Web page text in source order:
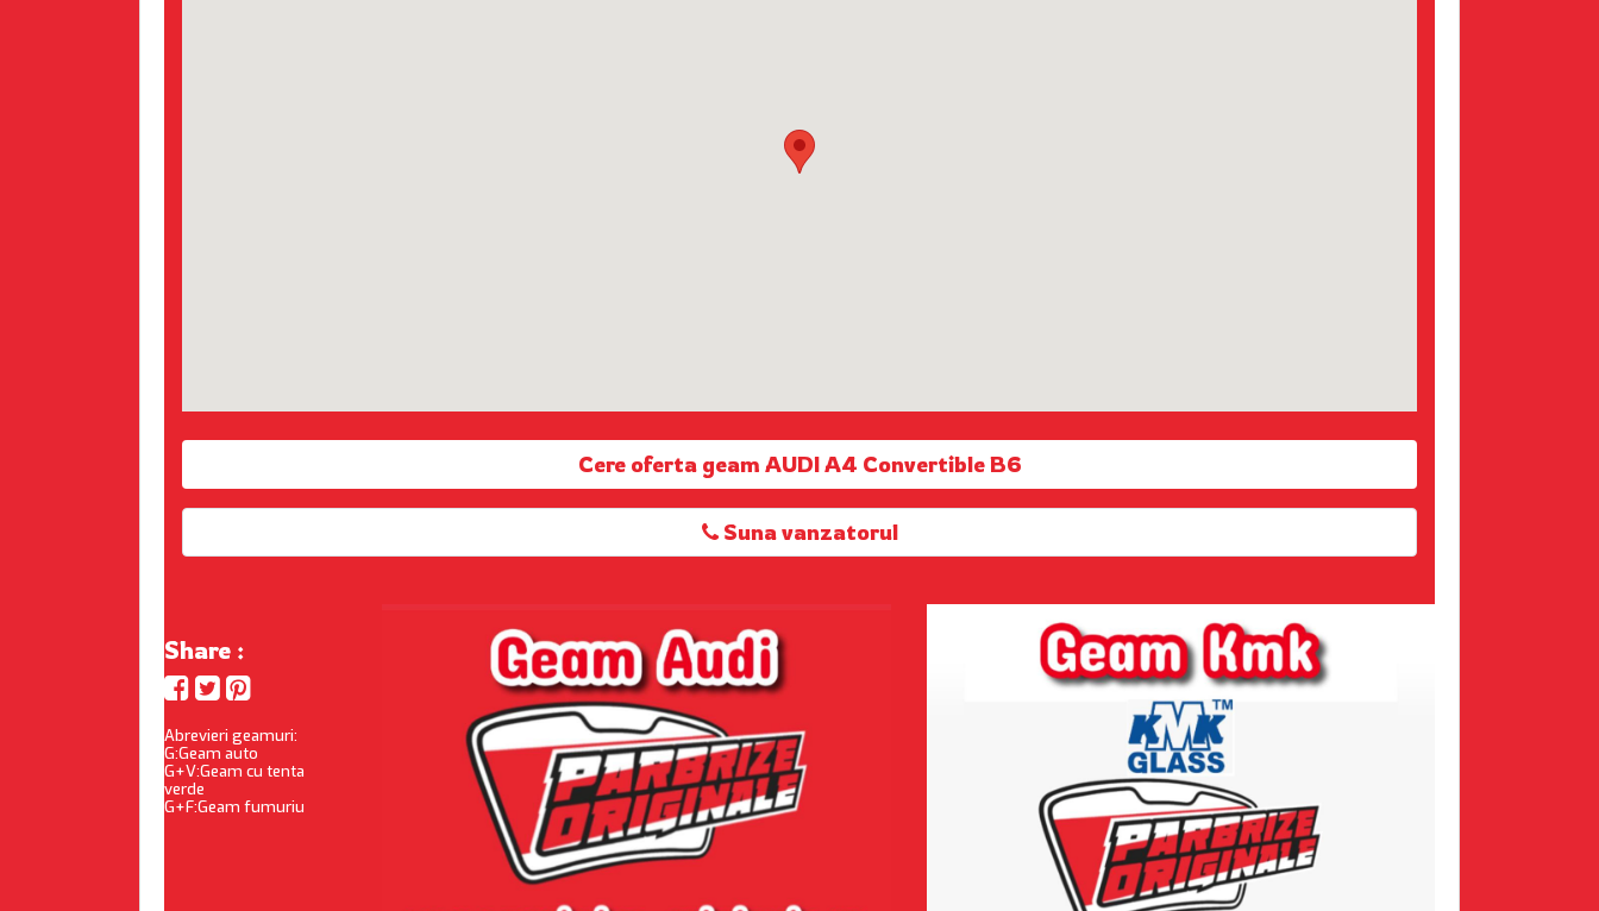
Cere oferta geam AUDI A4 Convertible B6
Suna vanzatorul
Share :
Abrevieri geamuri:
G:Geam auto
G+V:Geam cu tenta
verde
G+F:Geam fumuriu